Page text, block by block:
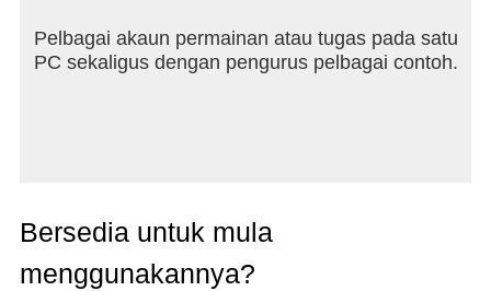
Pelbagai akaun permainan atau tugas pada satu
PC sekaligus dengan pengurus pelbagai contoh.
Bersedia untuk mula
menggunakannya?